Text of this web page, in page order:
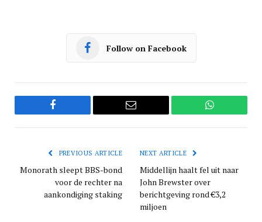
Follow on Facebook
Facebook Email WhatsApp
PREVIOUS ARTICLE
Monorath sleept BBS-bond
voor de rechter na
aankondiging staking
NEXT ARTICLE
Middellijn haalt fel uit naar
John Brewster over
berichtgeving rond €3,2
miljoen